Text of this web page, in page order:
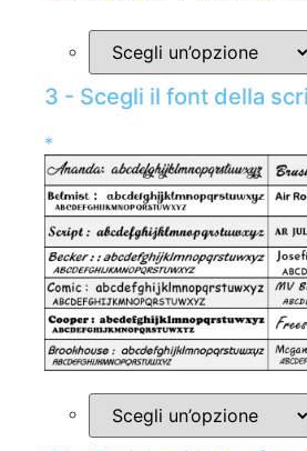
3 - Scegli il font della
*